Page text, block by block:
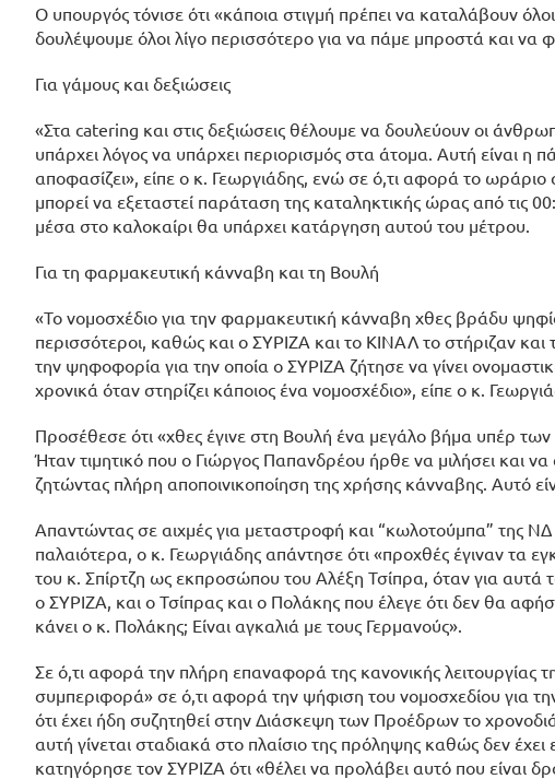
Ο υπουργός τόνισε ότι «κάποια στιγμή πρέπει να καταλάβουν όλοι
δουλέψουμε όλοι λίγο περισσότερο για να πάμε μπροστά και να
Για γάμους και δεξιώσεις
«Στα catering και στις δεξιώσεις θέλουμε να δουλεύουν οι
υπάρχει λόγος να υπάρχει περιορισμός στα άτομα. Αυτή είναι η
αποφασίζει», είπε ο κ. Γεωργιάδης, ενώ σε ό,τι αφορά το
μπορεί να εξεταστεί παράταση της καταληκτικής ώρας από τις
μέσα στο καλοκαίρι θα υπάρχει κατάργηση αυτού του μέτρου.
Για τη φαρμακευτική κάνναβη και τη Βουλή
«Το νομοσχέδιο για την φαρμακευτική κάνναβη χθες βράδυ
περισσότεροι, καθώς και ο ΣΥΡΙΖΑ και το ΚΙΝΑΛ το στήριζαν
την ψηφοφορία για την οποία ο ΣΥΡΙΖΑ ζήτησε να γίνει
χρονικά όταν στηρίζει κάποιος ένα νομοσχέδιο», είπε ο κ.
Προσέθεσε ότι «χθες έγινε στη Βουλή ένα μεγάλο βήμα υπέρ των
Ήταν τιμητικό που ο Γιώργος Παπανδρέου ήρθε να μιλήσει και να
ζητώντας πλήρη αποποινικοποίηση της χρήσης κάνναβης. Αυτό
Απαντώντας σε αιχμές για μεταστροφή και “κωλοτούμπα” της
παλαιότερα, ο κ. Γεωργιάδης απάντησε ότι «προχθές έγιναν τα
του κ. Σπίρτζη ως εκπροσώπου του Αλέξη Τσίπρα, όταν για
ο ΣΥΡΙΖΑ, και ο Τσίπρας και ο Πολάκης που έλεγε ότι δεν θα
κάνει ο κ. Πολάκης; Είναι αγκαλιά με τους Γερμανούς».
Σε ό,τι αφορά την πλήρη επαναφορά της κανονικής λειτουργίας
συμπεριφορά» σε ό,τι αφορά την ψήφιση του νομοσχεδίου για
ότι έχει ήδη συζητηθεί στην Διάσκεψη των Προέδρων το
αυτή γίνεται σταδιακά στο πλαίσιο της πρόληψης καθώς δεν
κατηγόρησε τον ΣΥΡΙΖΑ ότι «θέλει να προλάβει αυτό που είναι